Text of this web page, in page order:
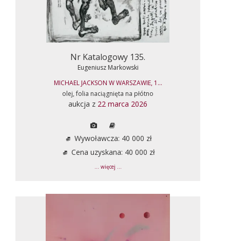
Nr Katalogowy 135.
Eugeniusz Markowski
MICHAEL JACKSON W WARSZAWIE, 1...
olej, folia naciągnięta na płótno
aukcja z 22 marca 2026
Wywoławcza: 40 000 zł
Cena uzyskana: 40 000 zł
... więcej ...